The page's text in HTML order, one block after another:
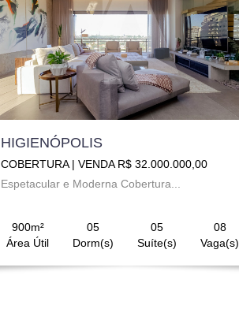
HIGIENÓPOLIS
COBERTURA | VENDA R$ 32.000.000,00
Espetacular e Moderna Cobertura...
900m²
Área Útil
05
Dorm(s)
05
Suíte(s)
08
Vaga(s)